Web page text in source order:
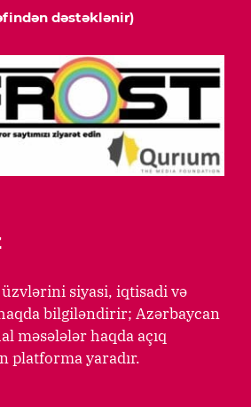
dəstəklənir)
siyasi, iqtisadi və
bilgiləndirir; Azərbaycan
məsələlər haqda açıq
platforma yaradır.